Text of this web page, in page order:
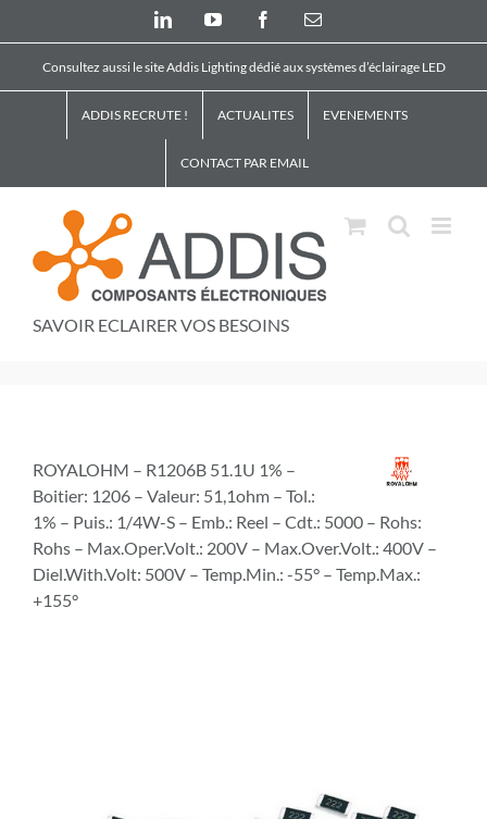
LinkedInYouTube FacebookEmail
Consultez aussi le site Addis Lighting dédié aux systèmes d’éclairage LED
ADDIS RECRUTE ! ACTUALITES EVENEMENTS
CONTACT PAR EMAIL
SAVOIR ECLAIRER VOS BESOINS
ROYALOHM – R1206B 51.1U 1% –
Boitier: 1206 – Valeur: 51,1ohm – Tol.:
1% – Puis.: 1/4W-S – Emb.: Reel – Cdt.: 5000 – Rohs:
Rohs – Max.Oper.Volt.: 200V – Max.Over.Volt.: 400V –
Diel.With.Volt: 500V – Temp.Min.: -55° – Temp.Max.:
+155°